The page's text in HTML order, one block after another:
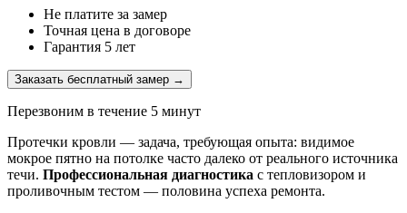
Не платите за замер
Точная цена в договоре
Гарантия 5 лет
Заказать бесплатный замер →
Перезвоним в течение 5 минут
Протечки кровли — задача, требующая опыта: видимое
мокрое пятно на потолке часто далеко от реального источника
течи. Профессиональная диагностика с тепловизором и
проливочным тестом — половина успеха ремонта.